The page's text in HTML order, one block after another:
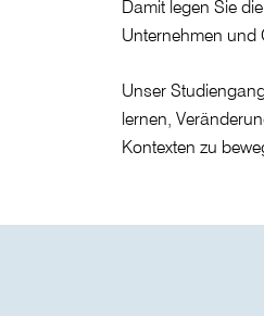
Damit legen Sie
Unternehmen und
Unser
lernen,
Kontexten zu